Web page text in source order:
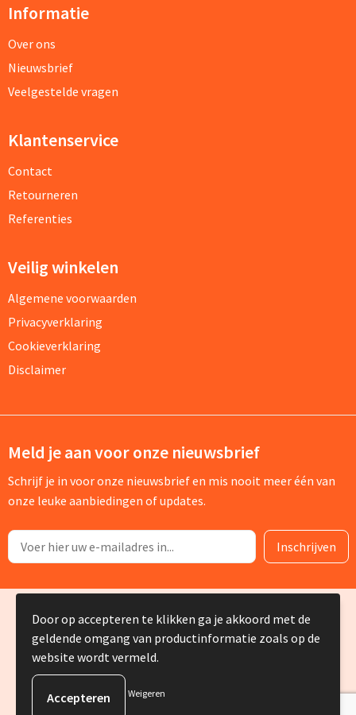
Informatie
Over ons
Nieuwsbrief
Veelgestelde vragen
Klantenservice
Contact
Retourneren
Referenties
Veilig winkelen
Algemene voorwaarden
Privacyverklaring
Cookieverklaring
Disclaimer
Meld je aan voor onze nieuwsbrief
Schrijf je in voor onze nieuwsbrief en mis nooit meer één van
onze leuke aanbiedingen of updates.
© Copyright Silvia Bruin reclame-advies 2025
Door op accepteren te klikken ga je akkoord met de
geldende omgang van productinformatie zoals op de
website wordt vermeld.
Weigeren